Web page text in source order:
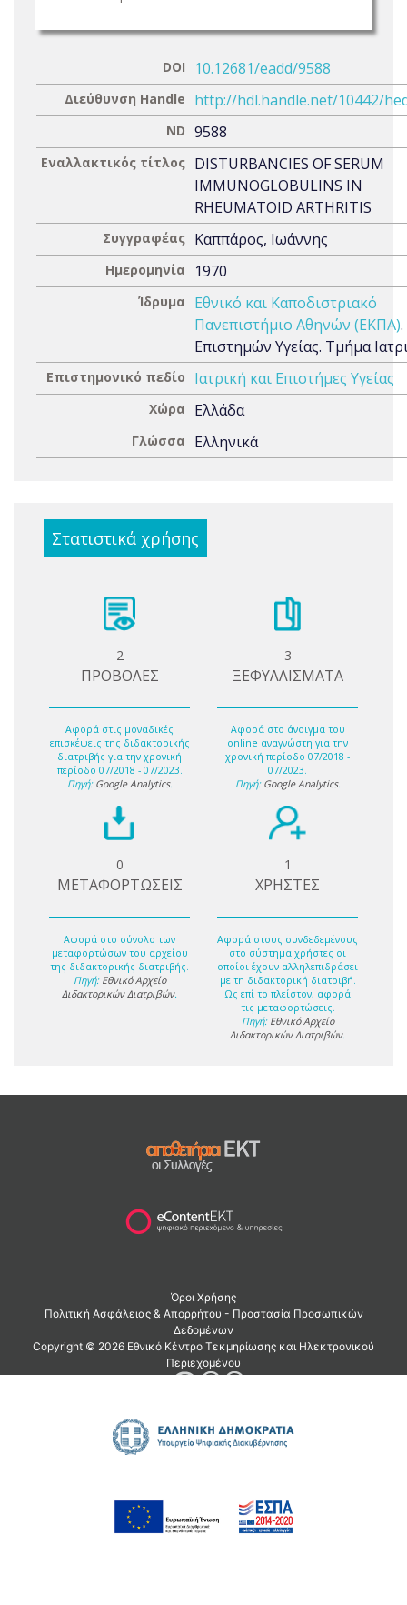
DOI 10.12681/eadd/9588
Διεύθυνση Handle http://hdl.handle.net/10442/
ND 9588
Εναλλακτικός τίτλος DISTURBANCIES OF SERUM
IMMUNOGLOBULINS IN
RHEUMATOID ARTHRITIS
Συγγραφέας Καππάρος, Ιωάννης
Ημερομηνία 1970
Ίδρυμα
Εθνικό και Καποδιστριακό
Πανεπιστήμιο Αθηνών (ΕΚΠΑ)
Επιστημών Υγείας. Τμήμα
Επιστημονικό πεδίο Ιατρική και Επιστήμες Υγείας
Χώρα Ελλάδα
Γλώσσα Ελληνικά
Στατιστικά χρήσης
2
ΠΡΟΒΟΛΕΣ
Αφορά στις μοναδικές
επισκέψεις της διδακτορικής
διατριβής για την χρονική
περίοδο 07/2018 - 07/2023.
Πηγή: Google Analytics.
3
ΞΕΦΥΛΛΙΣΜΑΤΑ
Αφορά στο άνοιγμα του
online αναγνώστη για την
χρονική περίοδο 07/2018 -
07/2023.
Πηγή: Google Analytics.
0
ΜΕΤΑΦΟΡΤΩΣΕΙΣ
Αφορά στο σύνολο των
μεταφορτώσων του αρχείου
της διδακτορικής διατριβής.
Πηγή: Εθνικό Αρχείο
Διδακτορικών Διατριβών.
1
ΧΡΗΣΤΕΣ
Αφορά στους συνδεδεμένους
στο σύστημα χρήστες οι
οποίοι έχουν αλληλεπιδράσει
με τη διδακτορική διατριβή.
Ως επί το πλείστον, αφορά
τις μεταφορτώσεις.
Πηγή: Εθνικό Αρχείο
Διδακτορικών Διατριβών.